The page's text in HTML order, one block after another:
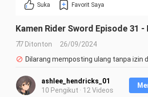
Suka Favorit Saya
Kamen Rider Sword Episode 31
77 Ditonton
26/09/2024
Dilarang memposting ulang tanpa izin
ashlee_hendricks_01
10 Pengikut · 12 Videos